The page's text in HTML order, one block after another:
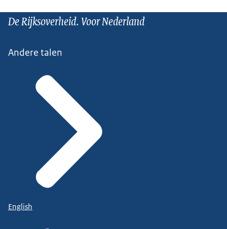
De Rijksoverheid. Voor Nederland
Andere talen
English